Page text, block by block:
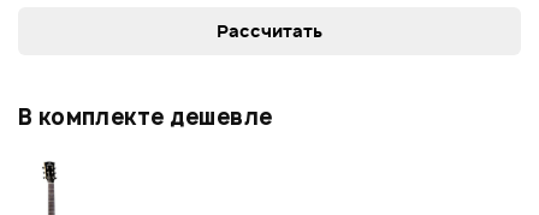
В комплекте дешевле